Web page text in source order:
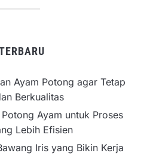
Ayam Potong agar Tetap
Berkualitas
Ayam untuk Proses
Lebih Efisien
Iris yang Bikin Kerja